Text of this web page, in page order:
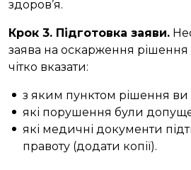
здоров’я.
Крок 3. Підготовка заяви.
заява на оскарження рішення
чітко вказати:
з яким пунктом рішення ви
які порушення були
які медичні документи
правоту (додати копії).